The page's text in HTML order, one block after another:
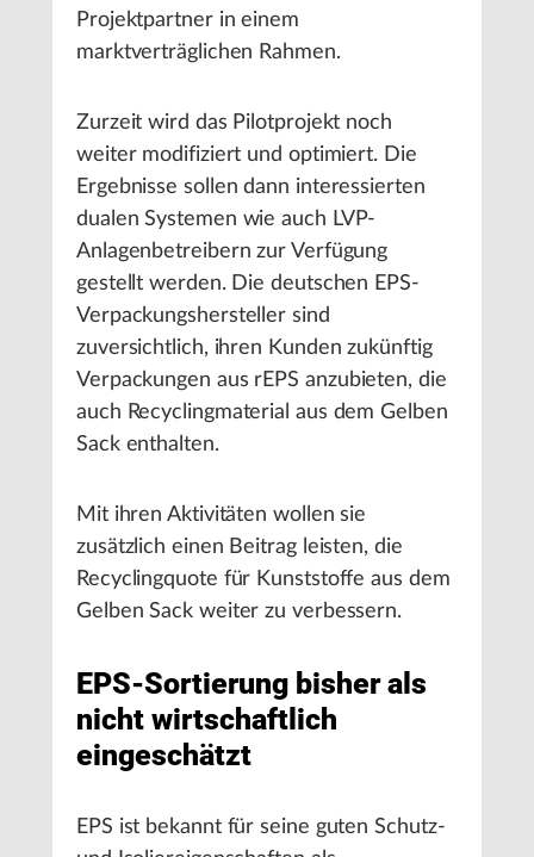
Projektpartner in einem
marktverträglichen Rahmen.
Zurzeit wird das Pilotprojekt noch
weiter modifiziert und optimiert. Die
Ergebnisse sollen dann interessierten
dualen Systemen wie auch LVP-
Anlagenbetreibern zur Verfügung
gestellt werden. Die deutschen EPS-
Verpackungshersteller sind
zuversichtlich, ihren Kunden zukünftig
Verpackungen aus rEPS anzubieten, die
auch Recyclingmaterial aus dem Gelben
Sack enthalten.
Mit ihren Aktivitäten wollen sie
zusätzlich einen Beitrag leisten, die
Recyclingquote für Kunststoffe aus dem
Gelben Sack weiter zu verbessern.
EPS-Sortierung bisher als
nicht wirtschaftlich
eingeschätzt
EPS ist bekannt für seine guten Schutz-